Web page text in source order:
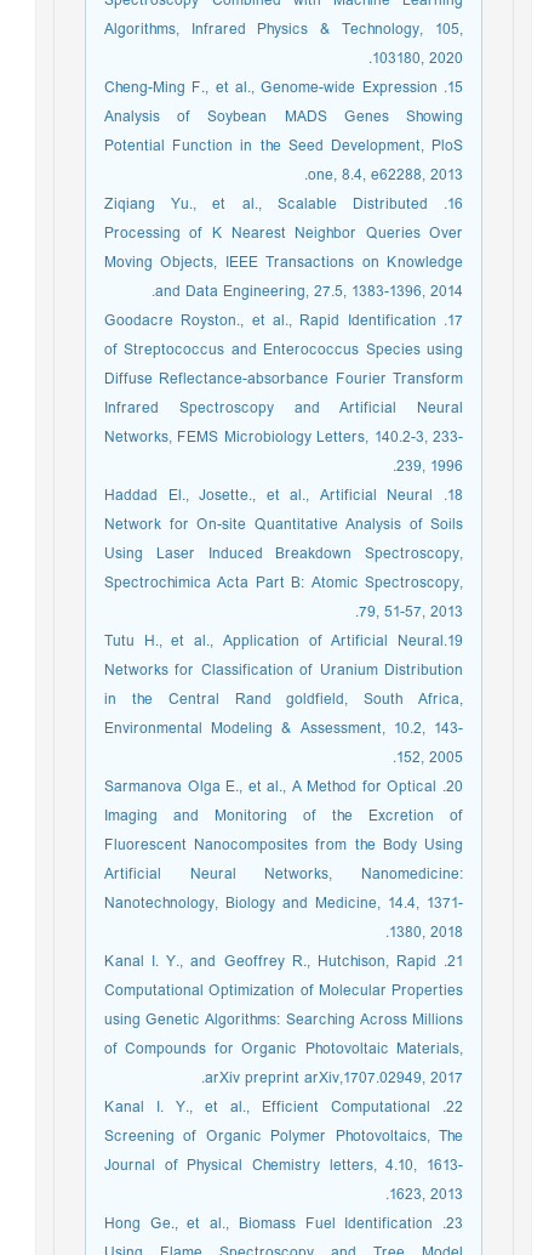
Algorithms, Infrared Physics & Technology, 105,
103180, 2020.
15. Cheng-Ming F., et al., Genome-wide Expression
Analysis of Soybean MADS Genes Showing
Potential Function in the Seed Development, PloS
one, 8.4, e62288, 2013.
16. Ziqiang Yu., et al., Scalable Distributed
Processing of K Nearest Neighbor Queries Over
Moving Objects, IEEE Transactions on Knowledge
and Data Engineering, 27.5, 1383-1396, 2014.
17. Goodacre Royston., et al., Rapid Identification
of Streptococcus and Enterococcus Species using
Diffuse Reflectance-absorbance Fourier Transform
Infrared Spectroscopy and Artificial Neural
Networks, FEMS Microbiology Letters, 140.2-3, 233-
239, 1996.
18. Haddad El., Josette., et al., Artificial Neural
Network for On-site Quantitative Analysis of Soils
Using Laser Induced Breakdown Spectroscopy,
Spectrochimica Acta Part B: Atomic Spectroscopy,
79, 51-57, 2013.
19.Tutu H., et al., Application of Artificial Neural
Networks for Classification of Uranium Distribution
in the Central Rand goldfield, South Africa,
Environmental Modeling & Assessment, 10.2, 143-
152, 2005.
20. Sarmanova Olga E., et al., A Method for Optical
Imaging and Monitoring of the Excretion of
Fluorescent Nanocomposites from the Body Using
Artificial Neural Networks, Nanomedicine:
Nanotechnology, Biology and Medicine, 14.4, 1371-
1380, 2018.
21. Kanal I. Y., and Geoffrey R., Hutchison, Rapid
Computational Optimization of Molecular Properties
using Genetic Algorithms: Searching Across Millions
of Compounds for Organic Photovoltaic Materials,
arXiv preprint arXiv,1707.02949, 2017.‏
22. Kanal I. Y., et al., Efficient Computational
Screening of Organic Polymer Photovoltaics, The
Journal of Physical Chemistry letters, 4.10, 1613-
1623, 2013.‏
23. Hong Ge., et al., Biomass Fuel Identification